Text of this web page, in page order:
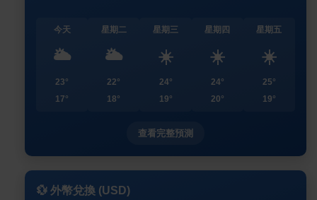
今天
🌥️
23°
17°
星期二
🌥️
22°
18°
星期三
☀️
24°
19°
星期四
☀️
24°
20°
星期五
☀️
25°
19°
查看完整預測
💱 外幣兌換 (USD)